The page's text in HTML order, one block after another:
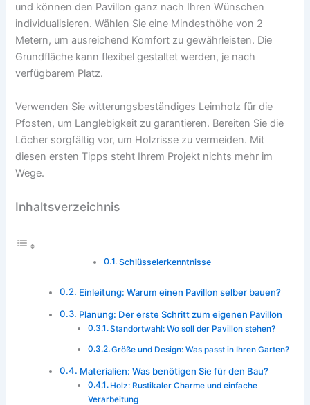
und können den Pavillon ganz nach Ihren Wünschen
individualisieren. Wählen Sie eine Mindesthöhe von 2
Metern, um ausreichend Komfort zu gewährleisten. Die
Grundfläche kann flexibel gestaltet werden, je nach
verfügbarem Platz.
Verwenden Sie witterungsbeständiges Leimholz für die
Pfosten, um Langlebigkeit zu garantieren. Bereiten Sie die
Löcher sorgfältig vor, um Holzrisse zu vermeiden. Mit
diesen ersten Tipps steht Ihrem Projekt nichts mehr im
Wege.
Inhaltsverzeichnis
Schlüsselerkenntnisse
Einleitung: Warum einen Pavillon selber bauen?
Planung: Der erste Schritt zum eigenen Pavillon
Standortwahl: Wo soll der Pavillon stehen?
Größe und Design: Was passt in Ihren Garten?
Materialien: Was benötigen Sie für den Bau?
Holz: Rustikaler Charme und einfache
Verarbeitung